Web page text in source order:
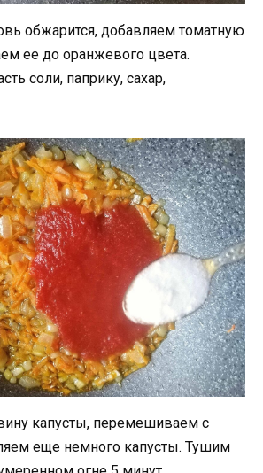
обжарится, добавляем томатную
ее до оранжевого цвета.
соли, паприку, сахар,
капусты, перемешиваем с
еще немного капусты. Тушим